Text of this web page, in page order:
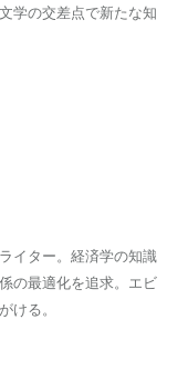
学の交差点で新たな知
イター。経済学の知識
の最適化を追求。エビ
ける。